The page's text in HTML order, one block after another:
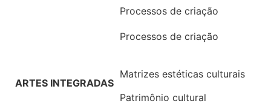
Processos de criação
ARTES INTEGRADAS
Processos de criação
Matrizes estéticas culturais
Patrimônio cultural